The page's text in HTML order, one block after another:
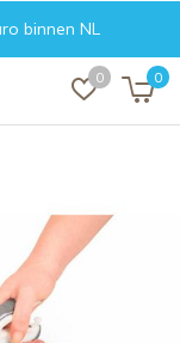
0 0
binnen NL